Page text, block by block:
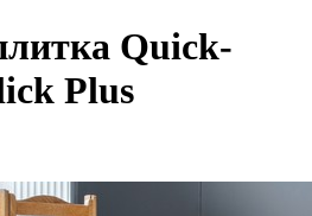
Quick-
Plus